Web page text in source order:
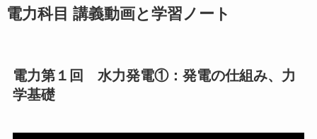
電力科目 講義動画と学習ノート
電力第１回 水力発電①：発電の仕組み、力
学基礎